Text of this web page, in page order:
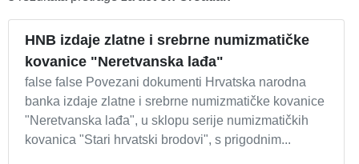
HNB izdaje zlatne i srebrne numizmatičke
kovanice "Neretvanska lađa"
false false Povezani dokumenti Hrvatska narodna
banka izdaje zlatne i srebrne numizmatičke kovanice
"Neretvanska lađa", u sklopu serije numizmatičkih
kovanica "Stari hrvatski brodovi", s prigodnim...